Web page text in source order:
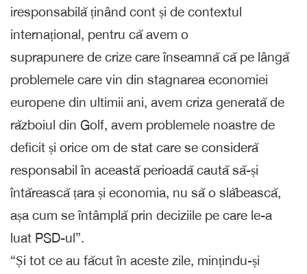
iresponsabilă ținând cont și de contextul
internațional, pentru că avem o
suprapunere de crize care înseamnă că pe lângă
problemele care vin din stagnarea economiei
europene din ultimii ani, avem criza generată de
războiul din Golf, avem problemele noastre de
deficit și orice om de stat care se consideră
responsabil în această perioadă caută să-și
întărească țara și economia, nu să o slăbească,
așa cum se întâmplă prin deciziile pe care le-a
luat PSD-ul”.
“Și tot ce au făcut în aceste zile, mințindu-și